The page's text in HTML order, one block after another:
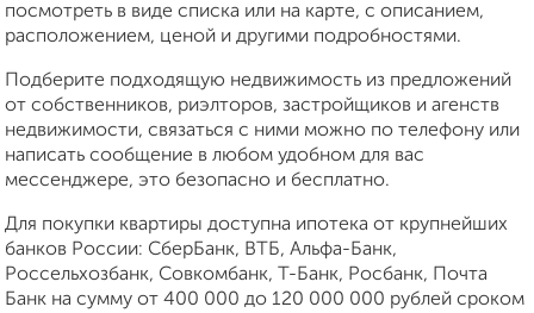
посмотреть в виде списка или на карте, с описанием,
расположением, ценой и другими подробностями.
Подберите подходящую недвижимость из предложений
от собственников, риэлторов, застройщиков и агенств
недвижимости, связаться с ними можно по телефону или
написать сообщение в любом удобном для вас
мессенджере, это безопасно и бесплатно.
Для покупки квартиры доступна ипотека от крупнейших
банков России: СберБанк, ВТБ, Альфа-Банк,
Россельхозбанк, Совкомбанк, Т-Банк, Росбанк, Почта
Банк на сумму от 400 000 до 120 000 000 рублей сроком